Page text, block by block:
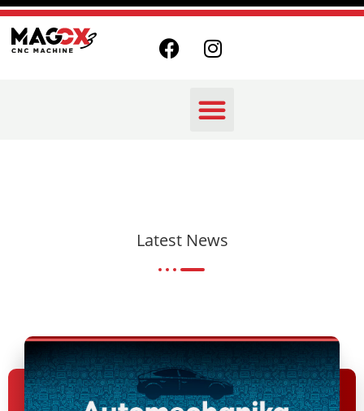
Latest News